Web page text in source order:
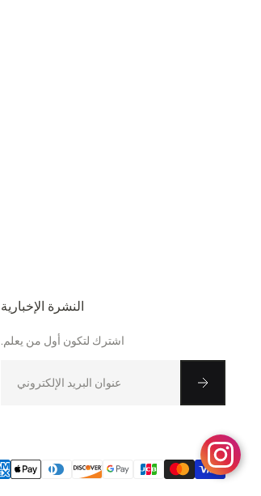
النشرة الإخبارية
اشترك لتكون أول من يعلم.